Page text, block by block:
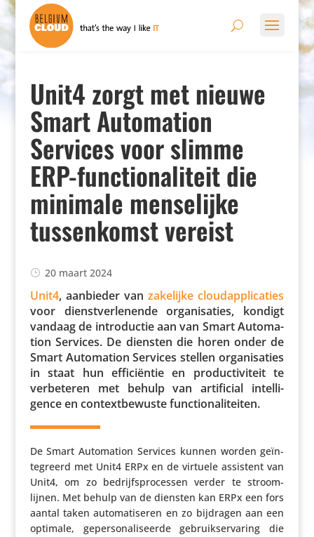
Unit4 zorgt met nieuwe
Smart Automation
Services voor slimme
ERP-functionaliteit die
minimale menselijke
tussenkomst vereist
20 maart 2024
Unit4, aanbieder vanzakelijke cloud­ap­pli­ca­ties
voor dienst­ver­le­nende orga­ni­sa­ties, kondigt
vandaag de intro­ductie aan van Smart Auto­ma­
tion Services. De diensten die horen onder de
Smart Auto­ma­tion Services stellen orga­ni­sa­ties
in staat hun effi­ci­ëntie en produc­ti­vi­teit te
verbe­teren met behulp van arti­fi­cial intel­li­
gence en context­be­wuste functionaliteiten.
De Smart Auto­ma­tion Services kunnen worden geïn­
te­greerd met Unit4 ERPx en de virtuele assistent van
Unit4, om zo bedrijfs­pro­cessen verder te stroom­
lijnen. Met behulp van de diensten kan ERPx een fors
aantal taken auto­ma­ti­seren en zo bijdragen aan een
optimale, geper­so­na­li­seerde gebruik­s­er­va­ring die